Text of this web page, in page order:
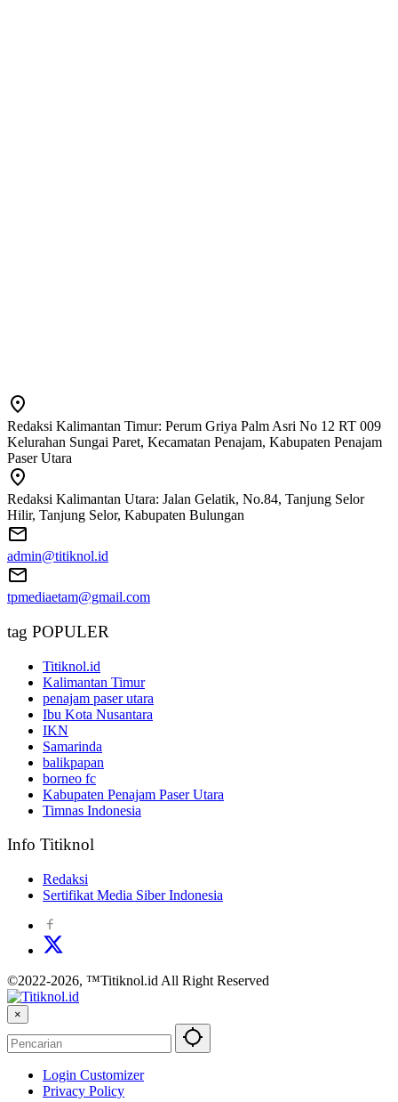
Redaksi Kalimantan Timur: Perum Griya Palm Asri No 12 RT 009
Kelurahan Sungai Paret, Kecamatan Penajam, Kabupaten Penajam
Paser Utara
Redaksi Kalimantan Utara: Jalan Gelatik, No.84, Tanjung Selor
Hilir, Tanjung Selor, Kabupaten Bulungan
admin@titiknol.id
tpmediaetam@gmail.com
tag POPULER
Titiknol.id
Kalimantan Timur
penajam paser utara
Ibu Kota Nusantara
IKN
Samarinda
balikpapan
borneo fc
Kabupaten Penajam Paser Utara
Timnas Indonesia
Info Titiknol
Redaksi
Sertifikat Media Siber Indonesia
©2022-2026, ™Titiknol.id All Right Reserved
×
Login Customizer
Privacy Policy